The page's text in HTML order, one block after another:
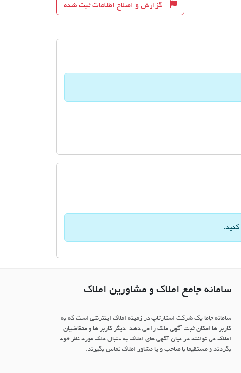
گزارش و اصلاح اطلاعات ثبت شده
کنید.
سامانه جامع املاک و مشاورین املاک
سامانه جاما یک شرکت استارتاپ در زمینه املاک اینترنتی است که به
کاربر ها امکان ثبت آگهی ملک را می دهد. دیگر کاربر ها و متقاضیان
املاک می توانند در میان آگهی های املاک به دنبال ملک مورد نظر خود
بگردند و مستقیما با صاحب و یا مشاور املاک تماس بگیرند.